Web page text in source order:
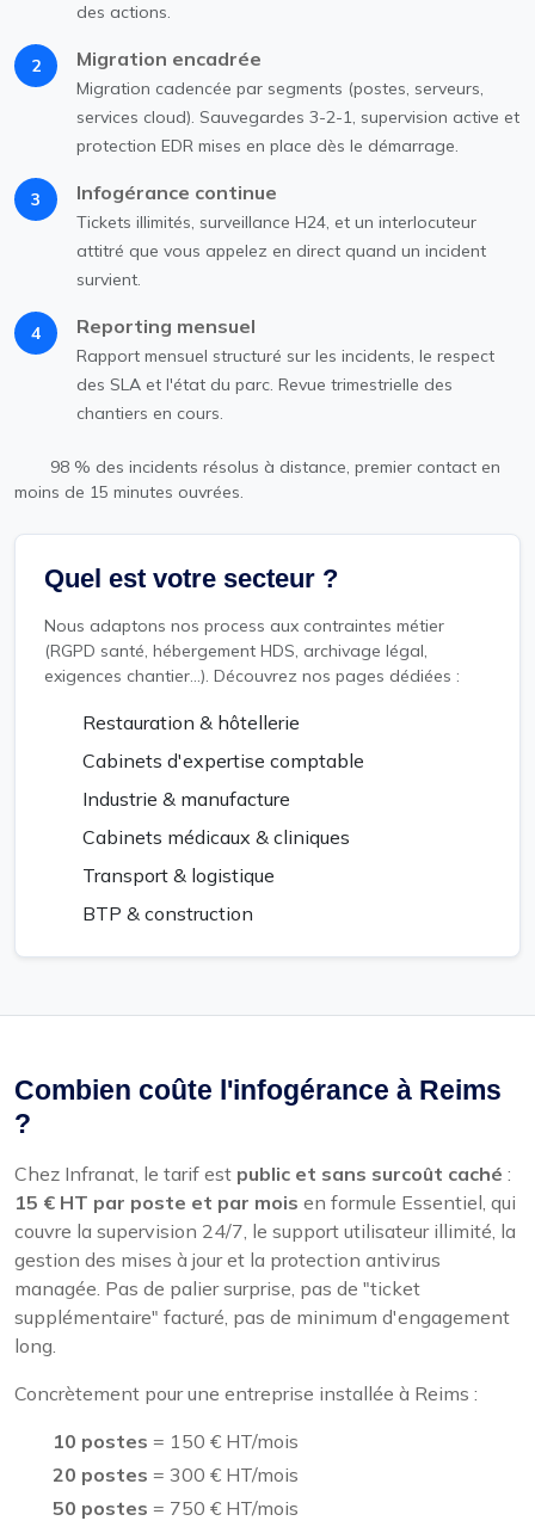
des actions.
2 Migration encadrée
Migration cadencée par segments (postes, serveurs,
services cloud). Sauvegardes 3-2-1, supervision active et
protection EDR mises en place dès le démarrage.
3 Infogérance continue
Tickets illimités, surveillance H24, et un interlocuteur
attitré que vous appelez en direct quand un incident
survient.
4 Reporting mensuel
Rapport mensuel structuré sur les incidents, le respect
des SLA et l'état du parc. Revue trimestrielle des
chantiers en cours.
98 % des incidents résolus à distance, premier contact en
moins de 15 minutes ouvrées.
Quel est votre secteur ?
Nous adaptons nos process aux contraintes métier
(RGPD santé, hébergement HDS, archivage légal,
exigences chantier...). Découvrez nos pages dédiées :
Restauration & hôtellerie
Cabinets d'expertise comptable
Industrie & manufacture
Cabinets médicaux & cliniques
Transport & logistique
BTP & construction
Combien coûte l'infogérance à Reims
?
Chez Infranat, le tarif est public et sans surcoût caché :
15 € HT par poste et par mois en formule Essentiel, qui
couvre la supervision 24/7, le support utilisateur illimité, la
gestion des mises à jour et la protection antivirus
managée. Pas de palier surprise, pas de "ticket
supplémentaire" facturé, pas de minimum d'engagement
long.
Concrètement pour une entreprise installée à Reims :
10 postes = 150 € HT/mois
20 postes = 300 € HT/mois
50 postes = 750 € HT/mois